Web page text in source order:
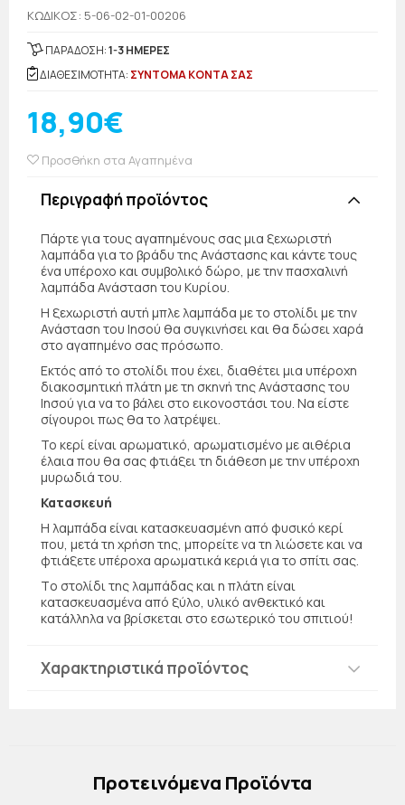
KΩΔΙΚΟΣ: 5-06-02-01-00206
ΠΑΡΑΔΟΣΗ:1-3 ΗΜΕΡΕΣ
ΔΙΑΘΕΣΙΜΟΤΗΤΑ: ΣΥΝΤΟΜΑ ΚΟΝΤΑ ΣΑΣ
18,90€
Προσθήκη στα Αγαπημένα
Περιγραφή προϊόντος
Πάρτε για τους αγαπημένους σας μια ξεχωριστή
λαμπάδα για το βράδυ της Ανάστασης και κάντε τους
ένα υπέροχο και συμβολικό δώρο, με την πασχαλινή
λαμπάδα Ανάσταση του Κυρίου.
Η ξεχωριστή αυτή μπλε λαμπάδα με το στολίδι με την
Ανάσταση του Ιησού θα συγκινήσει και θα δώσει χαρά
στο αγαπημένο σας πρόσωπο.
Εκτός από το στολίδι που έχει, διαθέτει μια υπέροχη
διακοσμητική πλάτη με τη σκηνή της Ανάστασης του
Ιησού για να το βάλει στο εικονοστάσι του. Να είστε
σίγουροι πως θα το λατρέψει.
Το κερί είναι αρωματικό, αρωματισμένο με αιθέρια
έλαια που θα σας φτιάξει τη διάθεση με την υπέροχη
μυρωδιά του.
Κατασκευή
Η λαμπάδα είναι κατασκευασμένη από φυσικό κερί
που, μετά τη χρήση της, μπορείτε να τη λιώσετε και να
φτιάξετε υπέροχα αρωματικά κεριά για το σπίτι σας.
Τo στολίδι της λαμπάδας και η πλάτη είναι
κατασκευασμένα από ξύλο, υλικό ανθεκτικό και
κατάλληλα να βρίσκεται στο εσωτερικό του σπιτιού!
Χαρακτηριστικά προϊόντος
Πρoτεινόμενα Προϊόντα